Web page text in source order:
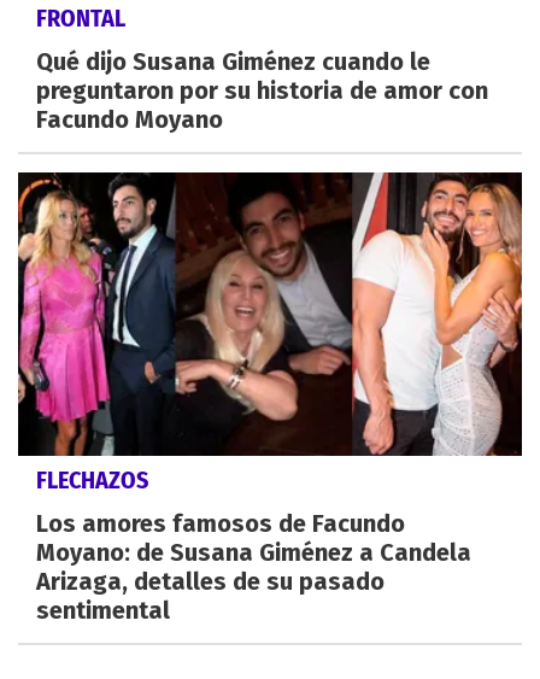
FRONTAL
Qué dijo Susana Giménez cuando le
preguntaron por su historia de amor con
Facundo Moyano
FLECHAZOS
Los amores famosos de Facundo
Moyano: de Susana Giménez a Candela
Arizaga, detalles de su pasado
sentimental